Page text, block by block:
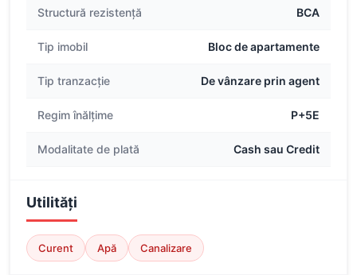
Structură rezistență BCA
Tip imobil Bloc de apartamente
Tip tranzacție De vânzare prin agent
Regim înălțime P+5E
Modalitate de plată Cash sau Credit
Utilități
Curent Apă Canalizare